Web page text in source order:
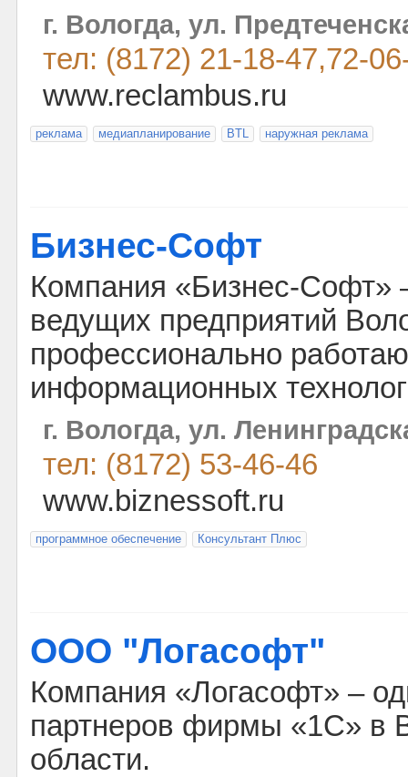
г. Вологда, ул.
тел: (8172) 21-18-47,72-
www.reclambus.ru
реклама медиапланирование BTL наружная реклама
Бизнес-Софт
Компания «Бизнес-Софт»
ведущих предприятий
профессионально
информационных
г. Вологда, ул.
тел: (8172) 53-46-46
www.biznessoft.ru
программное обеспечение Консультант Плюс
ООО "Логасофт"
Компания «Логасофт» –
партнеров фирмы «1С» в
области.